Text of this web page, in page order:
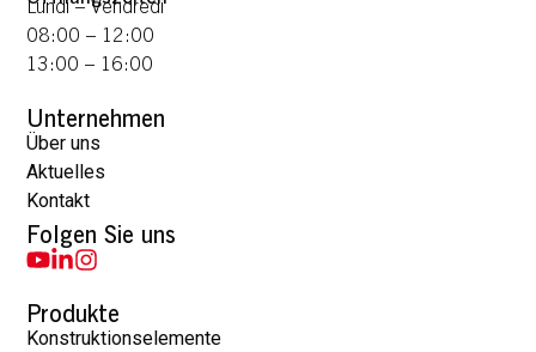
Lundi – Vendredi
08:00 – 12:00
13:00 – 16:00
Unternehmen
Über uns
Aktuelles
Kontakt
Folgen Sie uns
Produkte
Konstruktionselemente